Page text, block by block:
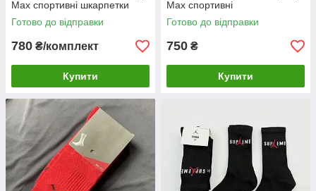
Max спортивні шкарпетки
Готово до відправки
780 ₴/комплект
Купити
Max спортивні
Готово до відправки
750 ₴
Купити